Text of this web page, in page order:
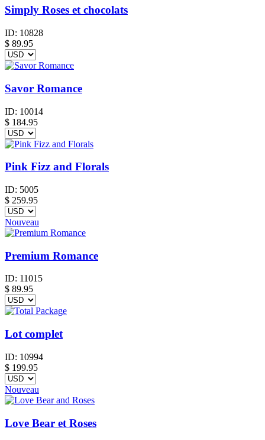
Simply Roses et chocolats
ID: 10828
$ 89.95
Savor Romance
ID: 10014
$ 184.95
Pink Fizz and Florals
ID: 5005
$ 259.95
Nouveau
Premium Romance
ID: 11015
$ 89.95
Lot complet
ID: 10994
$ 199.95
Nouveau
Love Bear et Roses